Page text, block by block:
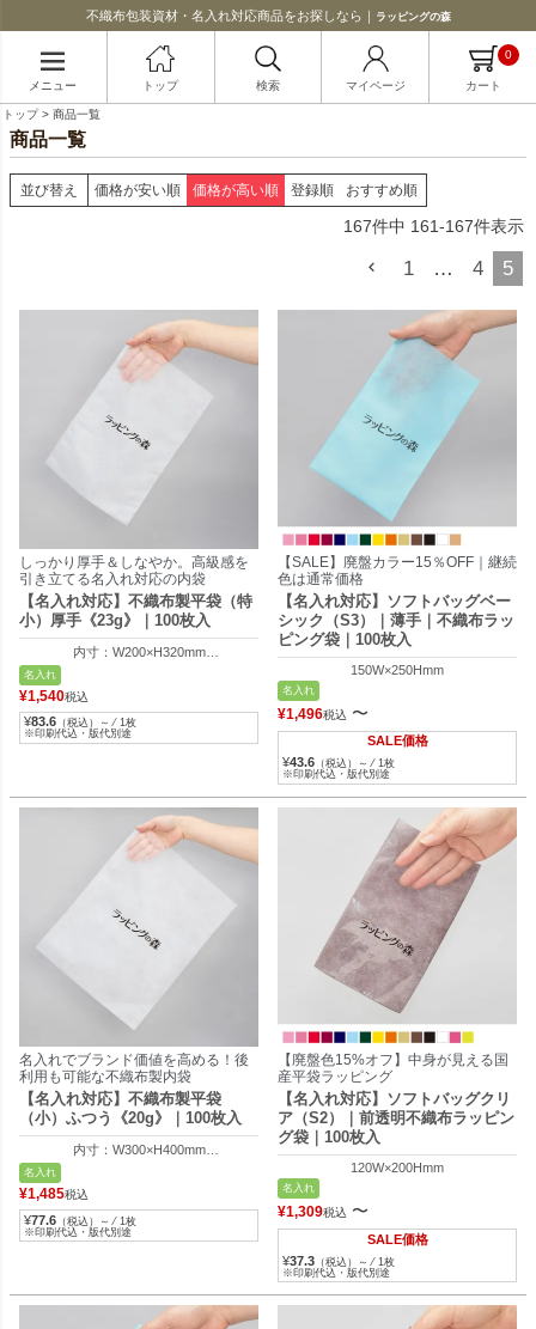
不織布包装資材・名入れ対応商品をお探しなら｜ ラッピングの森
メニュー トップ 検索 マイページ カート
0
トップ 商品一覧
商品一覧
並び替え 価格が安い順 価格が高い順 登録順 おすすめ順
167件中 161-167件表示
1 … 4 5
しっかり厚手＆しなやか。高級感を
引き立てる名入れ対応の内袋
【名入れ対応】不織布製平袋（特
小）厚手《23g》｜100枚入
内寸：W200×H320mm
名入れ
¥1,540税込
¥83.6 （税込）～ ⁄ 1枚
※印刷代込・版代別途
【SALE】廃盤カラー15％OFF｜継続
色は通常価格
【名入れ対応】ソフトバッグベー
シック（S3）｜薄手｜不織布ラッ
ピング袋｜100枚入
150W×250Hmm
名入れ
¥1,496税込 〜
SALE価格
¥43.6 （税込）～ ⁄ 1枚
※印刷代込・版代別途
名入れでブランド価値を高める！後
利用も可能な不織布製内袋
【名入れ対応】不織布製平袋
（小）ふつう《20g》｜100枚入
内寸：W300×H400mm
名入れ
¥1,485税込
¥77.6 （税込）～ ⁄ 1枚
※印刷代込・版代別途
【廃盤色15%オフ】中身が見える国
産平袋ラッピング
【名入れ対応】ソフトバッグクリ
ア（S2）｜前透明不織布ラッピン
グ袋｜100枚入
120W×200Hmm
名入れ
¥1,309税込 〜
SALE価格
¥37.3 （税込）～ ⁄ 1枚
※印刷代込・版代別途